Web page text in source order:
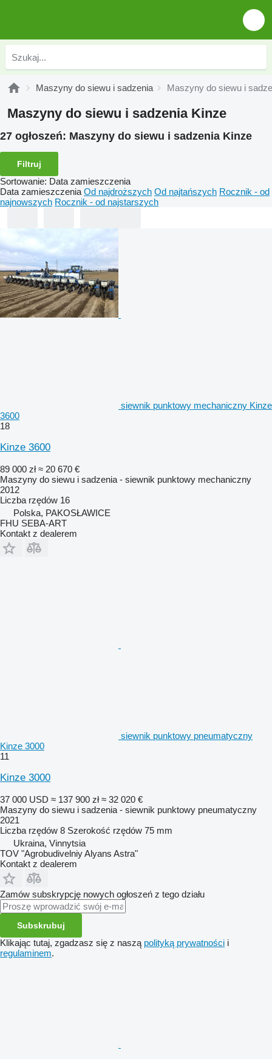
Maszyny do siewu i sadzenia Maszyny do siewu i
Maszyny do siewu i sadzenia Kinze
27 ogłoszeń: Maszyny do siewu i sadzenia Kinze
Filtruj
Sortowanie: Data zamieszczenia
Data zamieszczenia Od najdroższych Od najtańszych Rocznik - od
najnowszych Rocznik - od najstarszych
siewnik punktowy mechaniczny Kinze
3600
18
Kinze 3600
89 000 zł ≈ 20 670 €
Maszyny do siewu i sadzenia - siewnik punktowy mechaniczny
2012
Liczba rzędów 16
Polska, PAKOSŁAWICE
FHU SEBA-ART
Kontakt z dealerem
siewnik punktowy pneumatyczny
Kinze 3000
11
Kinze 3000
37 000 USD ≈ 137 900 zł ≈ 32 020 €
Maszyny do siewu i sadzenia - siewnik punktowy pneumatyczny
2021
Liczba rzędów 8 Szerokość rzędów 75 mm
Ukraina, Vinnytsia
TOV "Agrobudivelniy Alyans Astra"
Kontakt z dealerem
Zamów subskrypcję nowych ogłoszeń z tego działu
Subskrubuj
Klikając tutaj, zgadzasz się z naszą polityką prywatności i
regulaminem.